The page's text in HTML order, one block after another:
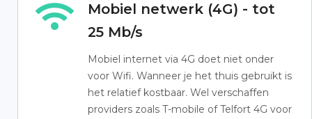
Mobiel netwerk (4G) - tot
25 Mb/s
Mobiel internet via 4G doet niet onder
voor Wifi. Wanneer je het thuis gebruikt is
het relatief kostbaar. Wel verschaffen
providers zoals T-mobile of Telfort 4G voor